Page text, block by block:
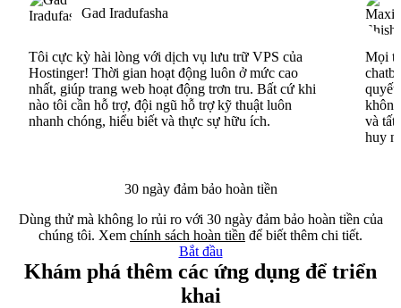
Gad Iradufasha
Tôi cực kỳ hài lòng với dịch vụ lưu trữ VPS của
Hostinger! Thời gian hoạt động luôn ở mức cao
nhất, giúp trang web hoạt động trơn tru. Bất cứ khi
nào tôi cần hỗ trợ, đội ngũ hỗ trợ kỹ thuật luôn
nhanh chóng, hiểu biết và thực sự hữu ích.
Mọi
quyết
và tất
huy
30 ngày đảm bảo hoàn tiền
Dùng thử mà không lo rủi ro với 30 ngày đảm bảo hoàn tiền của
chúng tôi. Xem chính sách hoàn tiền để biết thêm chi tiết.
Bắt đầu
Khám phá thêm các ứng dụng để triển
khai